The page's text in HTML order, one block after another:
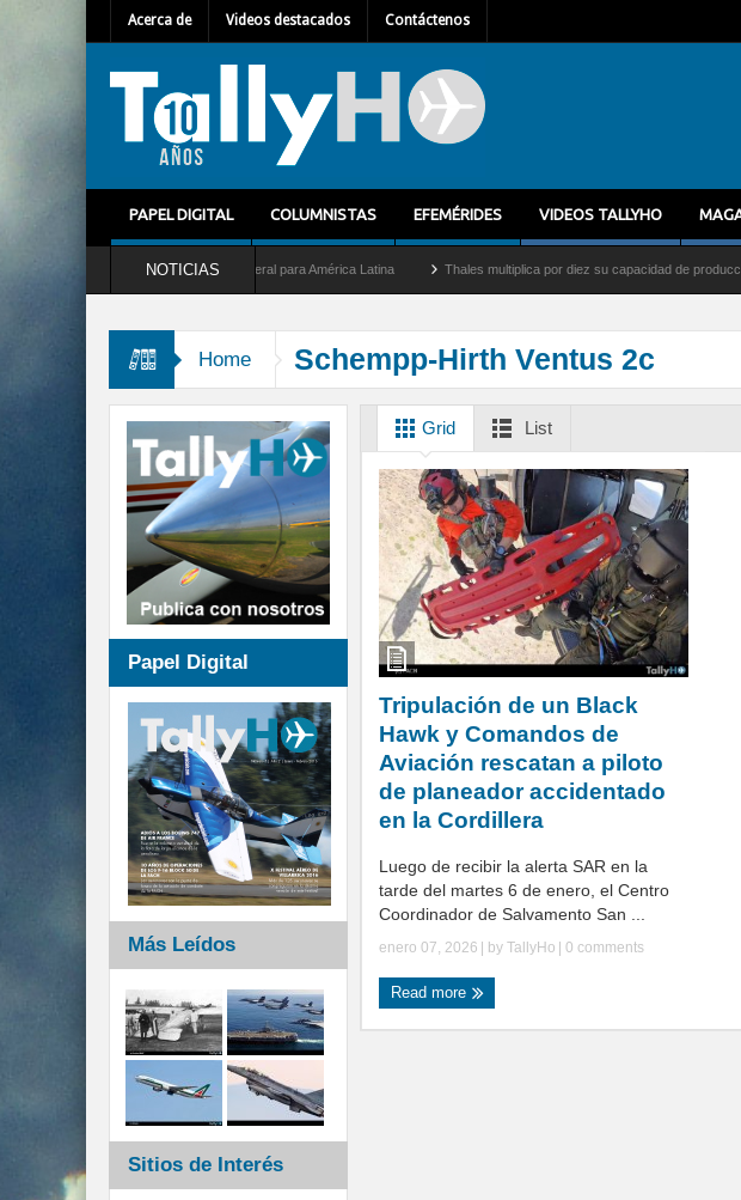
Acerca de Videos destacados Contáctenos
PAPEL DIGITAL COLUMNISTAS EFEMÉRIDES VIDEOS TALLYHO
NOTICIAS
Mallet como nuevo Director General para América Latina Thales multiplica por diez su capacidad de producción de
Home Schempp-Hirth Ventus 2c
Grid List
Tripulación de un Black
Hawk y Comandos de
Aviación rescatan a piloto
de planeador accidentado
en la Cordillera
Luego de recibir la alerta SAR en la
tarde del martes 6 de enero, el Centro
Coordinador de Salvamento San ...
enero 07, 2026 | by TallyHo 0 comments
Read more
Papel Digital
Más Leídos
Sitios de Interés